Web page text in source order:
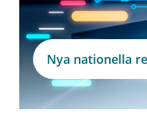
Nya nationella